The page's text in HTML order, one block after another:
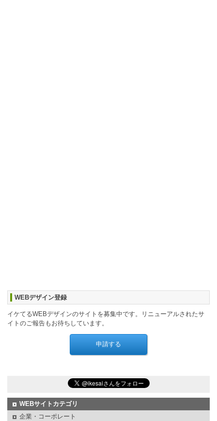
WEBデザイン登録
イケてるWEBデザインのサイトを募集中です。リニューアルされたサ
イトのご報告もお待ちしています。
WEBサイトカテゴリ
企業・コーポレート